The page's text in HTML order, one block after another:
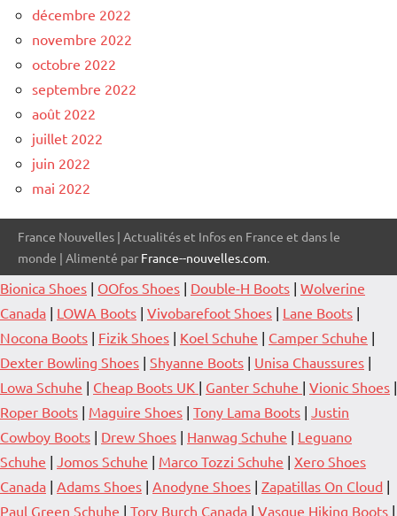
décembre 2022
novembre 2022
octobre 2022
septembre 2022
août 2022
juillet 2022
juin 2022
mai 2022
France Nouvelles | Actualités et Infos en France et dans le
monde | Alimenté par France--nouvelles.com.
Bionica Shoes | OOfos Shoes | Double-H Boots | Wolverine
Canada | LOWA Boots | Vivobarefoot Shoes | Lane Boots |
Nocona Boots | Fizik Shoes | Koel Schuhe | Camper Schuhe |
Dexter Bowling Shoes | Shyanne Boots | Unisa Chaussures |
Lowa Schuhe | Cheap Boots UK | Ganter Schuhe | Vionic Shoes |
Roper Boots | Maguire Shoes | Tony Lama Boots | Justin
Cowboy Boots | Drew Shoes | Hanwag Schuhe | Leguano
Schuhe | Jomos Schuhe | Marco Tozzi Schuhe | Xero Shoes
Canada | Adams Shoes | Anodyne Shoes | Zapatillas On Cloud |
Paul Green Schuhe | Tory Burch Canada | Vasque Hiking Boots |